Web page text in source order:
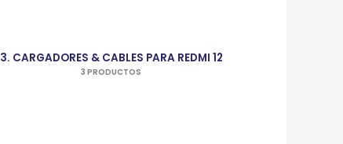
3. CARGADORES & CABLES PARA REDMI 12
3 PRODUCTOS